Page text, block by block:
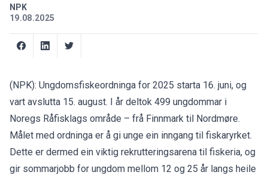
NPK
19.08.2025
(NPK): Ungdomsfiskeordninga for 2025 starta 16. juni, og
vart avslutta 15. august. I år deltok 499 ungdommar i
Noregs Råfisklags område – frå Finnmark til Nordmøre.
Målet med ordninga er å gi unge ein inngang til fiskaryrket.
Dette er dermed ein viktig rekrutteringsarena til fiskeria, og
gir sommarjobb for ungdom mellom 12 og 25 år langs heile